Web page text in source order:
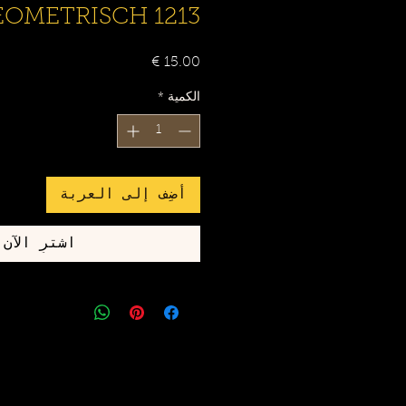
1213
السعر
الكمية *
أضِف إلى العربة
اشترِ الآن